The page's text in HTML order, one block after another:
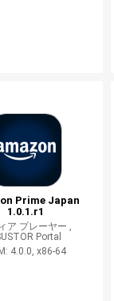
Prime Japan
1.0.1.r1
ア プレーヤー ,
Portal
4.0.0, x86-64